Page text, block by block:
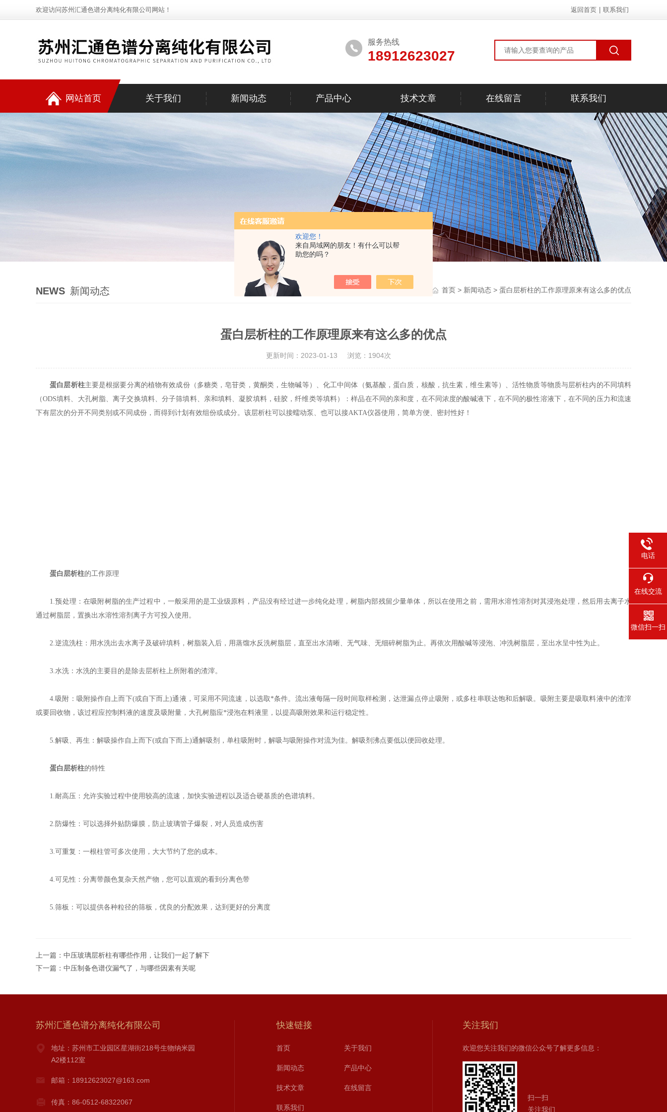
欢迎您！
来自局域网的朋友！有什么可以帮
助您的吗？
欢迎访问苏州汇通色谱分离纯化有限公司网站！ 返回首页 联系我们
服务热线
18912623027
网站首页 关于我们 新闻动态 产品中心 技术文章 在线留言 联系我们
NEWS 新闻动态 首页 > 新闻动态 > 蛋白层析柱的工作原理原来有这么多的优点
蛋白层析柱的工作原理原来有这么多的优点
更新时间：2023-01-13 浏览：1904次
蛋白层析柱主要是根据要分离的植物有效成份（多糖类，皂苷类，黄酮类，生物碱等）、化工中间体（氨基酸，蛋白质，核酸，抗生素，维生素等）、活性物质等物质与层析柱内的不同填料
（ODS填料、大孔树脂、离子交换填料、分子筛填料、亲和填料、凝胶填料，硅胶，纤维类等填料）：样品在不同的亲和度，在不同浓度的酸碱液下，在不同的极性溶液下，在不同的压力和流速
下有层次的分开不同类别或不同成份，而得到计划有效组份或成分。该层析柱可以接蠕动泵、也可以接AKTA仪器使用，简单方便、密封性好！
蛋白层析柱的工作原理
1.预处理：在吸附树脂的生产过程中，一般采用的是工业级原料，产品没有经过进一步纯化处理，树脂内部残留少量单体，所以在使用之前，需用水溶性溶剂对其浸泡处理，然后用去离子水
通过树脂层，置换出水溶性溶剂离子方可投入使用。
2.逆流洗柱：用水洗出去水离子及破碎填料，树脂装入后，用蒸馏水反洗树脂层，直至出水清晰、无气味、无细碎树脂为止。再依次用酸碱等浸泡、冲洗树脂层，至出水呈中性为止。
3.水洗：水洗的主要目的是除去层析柱上所附着的渣滓。
4.吸附：吸附操作自上而下(或自下而上)通液，可采用不同流速，以选取*条件。流出液每隔一段时间取样检测，达泄漏点停止吸附，或多柱串联达饱和后解吸。吸附主要是吸取料液中的渣滓
或要回收物，该过程应控制料液的速度及吸附量，大孔树脂应*浸泡在料液里，以提高吸附效果和运行稳定性。
5.解吸、再生：解吸操作自上而下(或自下而上)通解吸剂，单柱吸附时，解吸与吸附操作对流为佳。解吸剂沸点要低以便回收处理。
蛋白层析柱的特性
1.耐高压：允许实验过程中使用较高的流速，加快实验进程以及适合硬基质的色谱填料。
2.防爆性：可以选择外贴防爆膜，防止玻璃管子爆裂，对人员造成伤害
3.可重复：一根柱管可多次使用，大大节约了您的成本。
4.可见性：分离带颜色复杂天然产物，您可以直观的看到分离色带
5.筛板：可以提供各种粒径的筛板，优良的分配效果，达到更好的分离度
上一篇： 中压玻璃层析柱有哪些作用，让我们一起了解下
下一篇： 中压制备色谱仪漏气了，与哪些因素有关呢
苏州汇通色谱分离纯化有限公司
地址：苏州市工业园区星湖街218号生物纳米园
A2楼112室
邮箱：18912623027@163.com
传真：86-0512-68322067
快速链接
首页 关于我们
新闻动态 产品中心
技术文章 在线留言
联系我们
关注我们
欢迎您关注我们的微信公众号了解更多信息：
扫一扫
关注我们
电话
在线交流
微信扫一扫